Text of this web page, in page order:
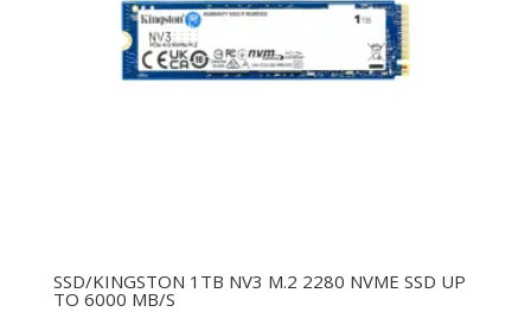
SSD/KINGSTON 1TB NV3 M.2 2280 NVME SSD UP
TO 6000 MB/S